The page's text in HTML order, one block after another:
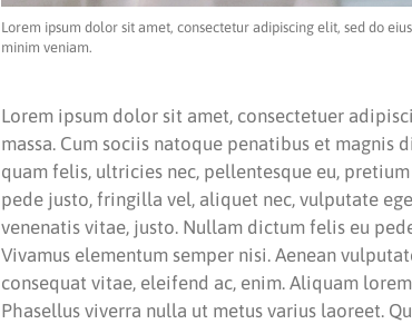
Lorem ipsum dolor sit amet, consectetur adipiscing elit, sed do
minim veniam.
Lorem ipsum dolor sit amet, consectetuer
massa. Cum sociis natoque penatibus et magnis
quam felis, ultricies nec, pellentesque eu,
pede justo, fringilla vel, aliquet nec, vulputate
venenatis vitae, justo. Nullam dictum felis eu
Vivamus elementum semper nisi. Aenean
consequat vitae, eleifend ac, enim. Aliquam
Phasellus viverra nulla ut metus varius laoreet.